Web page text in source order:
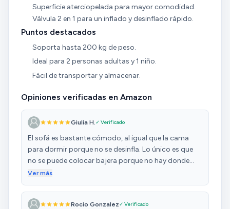
Superficie aterciopelada para mayor comodidad.
Válvula 2 en 1 para un inflado y desinflado rápido.
Puntos destacados
Soporta hasta 200 kg de peso.
Ideal para 2 personas adultas y 1 niño.
Fácil de transportar y almacenar.
Opiniones verificadas en Amazon
Giulia H. ✓ Verificado
El sofá es bastante cómodo, al igual que la cama
para dormir porque no se desinfla. Lo único es que
no se puede colocar bajera porque no hay donde
engancharlo... pero del resto esta bastante bien y
Ver más
Rocio Gonzalez✓ Verificado